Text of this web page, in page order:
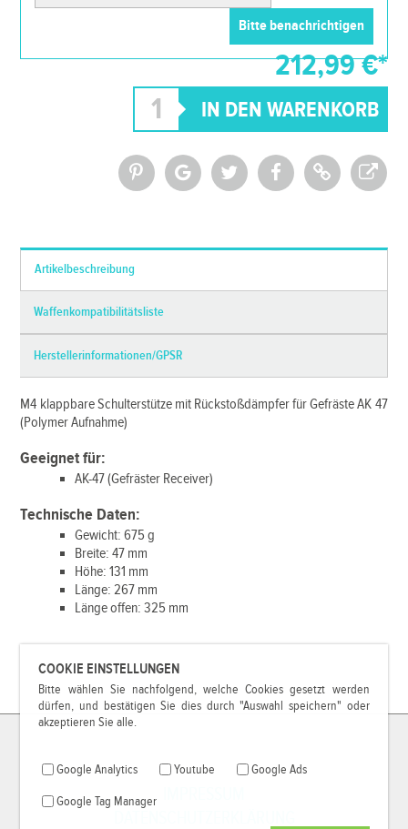
COOKIE EINSTELLUNGEN
Bitte wählen Sie nachfolgend, welche Cookies gesetzt werden
dürfen, und bestätigen Sie dies durch "Auswahl speichern" oder
akzeptieren Sie alle.
Google Analytics Youtube Google Ads
Google Tag Manager
212,99 €*
Artikelbeschreibung
Waffenkompatibilitätsliste
Herstellerinformationen/GPSR
M4 klappbare Schulterstütze mit Rückstoßdämpfer für Gefräste AK 47
(Polymer Aufnahme)
Geeignet für:
AK-47 (Gefräster Receiver)
Technische Daten:
Gewicht: 675 g
Breite: 47 mm
Höhe: 131 mm
Länge: 267 mm
Länge offen: 325 mm